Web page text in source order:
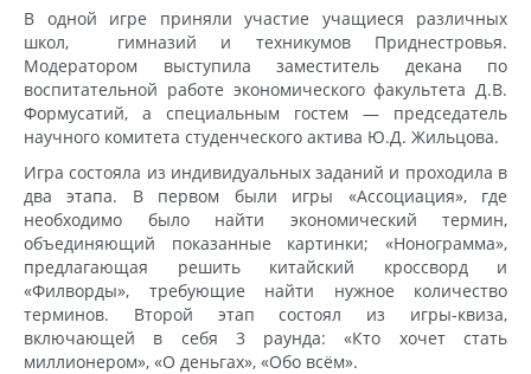
В одной игре приняли участие учащиеся различных
школ, гимназий и техникумов Приднестровья.
Модератором выступила заместитель декана по
воспитательной работе экономического факультета Д.В.
Формусатий, а специальным гостем — председатель
научного комитета студенческого актива Ю.Д. Жильцова.
Игра состояла из индивидуальных заданий и проходила в
два этапа. В первом были игры «Ассоциация», где
необходимо было найти экономический термин,
объединяющий показанные картинки; «Нонограмма»,
предлагающая решить китайский кроссворд и
«Филворды», требующие найти нужное количество
терминов. Второй этап состоял из игры-квиза,
включающей в себя 3 раунда: «Кто хочет стать
миллионером», «О деньгах», «Обо всём».